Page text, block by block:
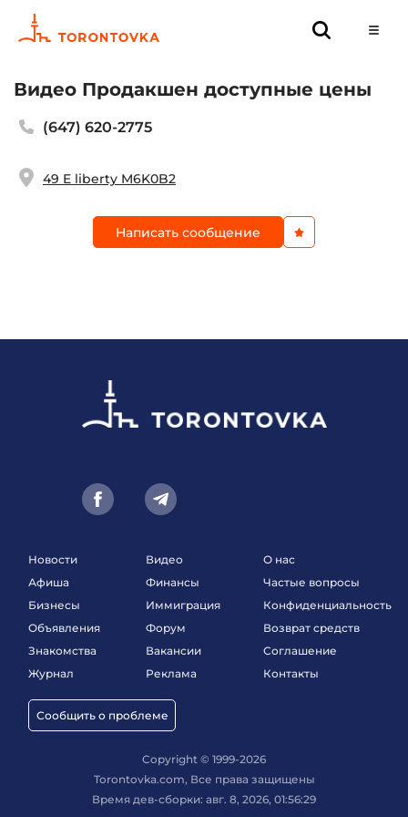
Видео Продакшен доступные цены
(647) 620-2775
49 E liberty M6K0B2
Написать сообщение
Новости
Афиша
Бизнесы
Объявления
Знакомства
Журнал
Сообщить о проблеме
Видео
Финансы
Иммиграция
Форум
Вакансии
Реклама
О нас
Частые вопросы
Конфиденциальность
Возврат средств
Соглашение
Контакты
Copyright © 1999-2026
Torontovka.com, Все права защищены
Время дев-сборки: авг. 8, 2026, 01:56:29